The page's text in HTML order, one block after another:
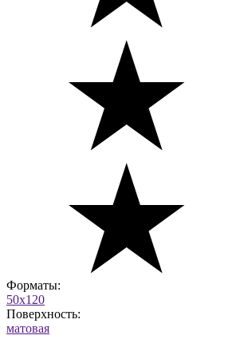
Форматы:
50x120
Поверхность:
матовая